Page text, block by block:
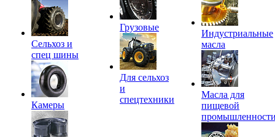
Сельхоз и
спец шины
Камеры
Грузовые
Для сельхоз
и
спецтехники
Индустриальные
масла
Масла для
пищевой